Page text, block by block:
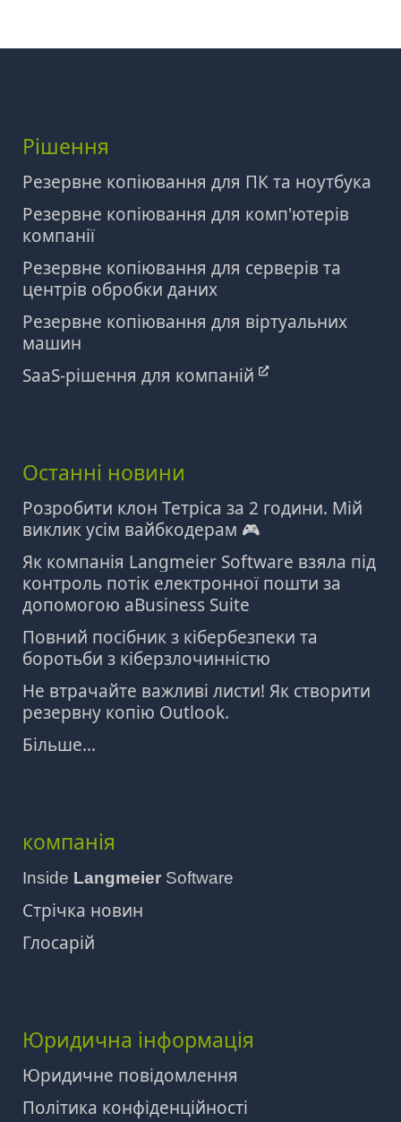
Рішення
Резервне копіювання для ПК та ноутбука
Резервне копіювання для комп'ютерів
компанії
Резервне копіювання для серверів та
центрів обробки даних
Резервне копіювання для віртуальних
машин
SaaS-рішення для компаній
Останні новини
Розробити клон Тетріса за 2 години. Мій
виклик усім вайбкодерам 🎮
Як компанія Langmeier Software взяла під
контроль потік електронної пошти за
допомогою aBusiness Suite
Повний посібник з кібербезпеки та
боротьби з кіберзлочинністю
Не втрачайте важливі листи! Як створити
резервну копію Outlook.
Більше...
компанія
Inside Langmeier Software
Стрічка новин
Глосарій
Юридична інформація
Юридичне повідомлення
Політика конфіденційності